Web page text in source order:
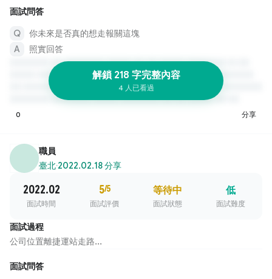
面試問答
你未來是否真的想走報關這塊
照實回答
解鎖 218 字完整內容
4 人已看過
0 分享
職員
臺北·2022.02.18 分享
2022.02
面試時間
5/5
面試評價
等待中
面試狀態
低
面試難度
面試過程
公司位置離捷運站走路...
面試問答